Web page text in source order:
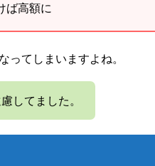
ば高額に
てしまいますよね。
してました。